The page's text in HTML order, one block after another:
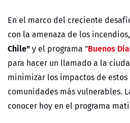
En el marco del creciente
con la amenaza de los incendios,
Chile"y el programa "Buenos
para hacer un llamado a la
minimizar los impactos de estos
comunidades más vulnerables.
conocer hoy en el programa